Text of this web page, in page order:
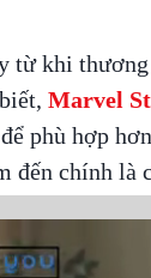
từ khi
Marvel
phù hợp
đến chính là